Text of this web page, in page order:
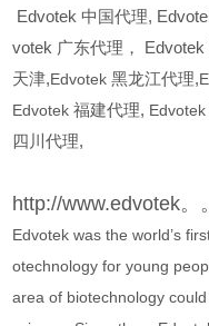
Edvotek中国代理,
votek 广东代理，
天津,Edvotek黑龙江代理,
Edvotek福建代理,
四川代理,
http://www.edvotek。
Edvotek was the world’s
otechnology for young
area of biotechnology